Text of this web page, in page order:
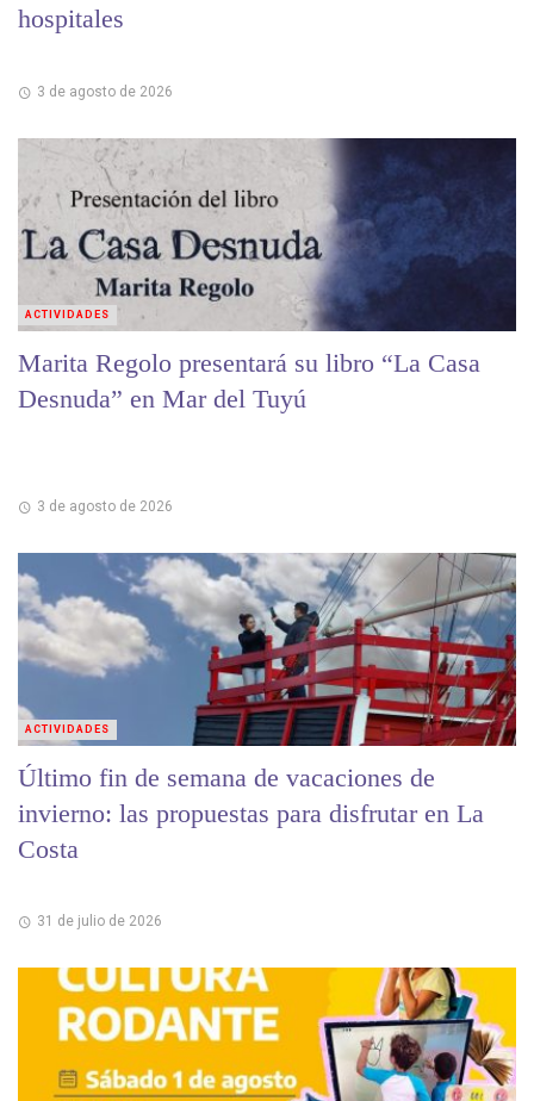
hospitales
3 de agosto de 2026
Marita Regolo presentará su libro “La Casa
Desnuda” en Mar del Tuyú
3 de agosto de 2026
ACTIVIDADES
Último fin de semana de vacaciones de
invierno: las propuestas para disfrutar en La
Costa
31 de julio de 2026
ACTIVIDADES